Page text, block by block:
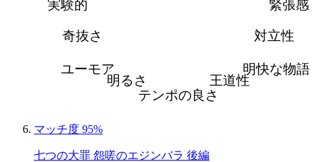
緊張感
対立性
明快な物語
王道性
テンポの良さ
明るさ
ユーモア
奇抜さ
実験的
マッチ度 95%
七つの大罪 怨嗟のエジンバラ 後編